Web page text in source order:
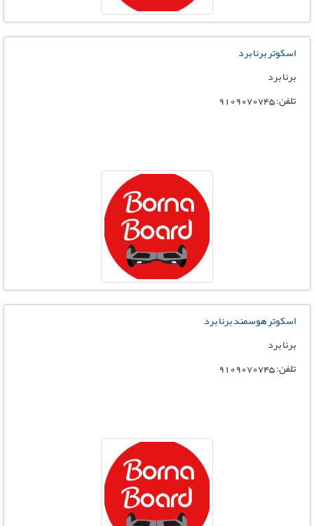
اسکوتر برنا برد
برنا برد
تلفن: 9109070745
اسکوتر هوسمند برنا برد
برنا برد
تلفن: 9109070745